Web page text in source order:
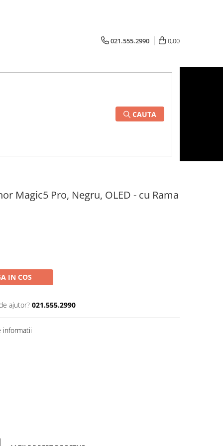
021.555.2990 0,00
CAUTA
Magic5 Pro, Negru, OLED - cu Rama
IN COS
ajutor? 021.555.2990
informatii